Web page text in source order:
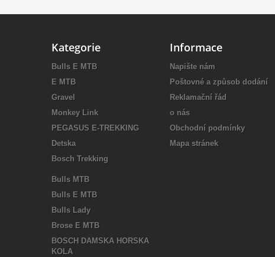
Kategorie
Bulls E MTB
E MTB
Gravel
Monkey Link
PEGASUS E-TREKKING
Detska
Bosch Trekking
Bulls MTB
Bulls E MTB
Bulls Lady
Brose E MTB
BOSCH DAMSKA HORSKA
KOLA
Informace
Napište nám
Poštovné a způsob dodání
Reklamační řád
o nás
Obchodní podmínky
Mapa stránek